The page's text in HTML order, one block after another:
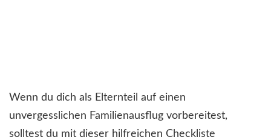
Wenn du dich als Elternteil auf einen
unvergesslichen Familienausflug vorbereitest,
solltest du mit dieser hilfreichen Checkliste